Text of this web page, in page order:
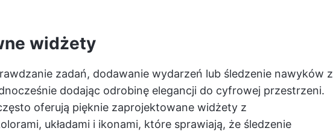
widżety
zadań, dodawanie wydarzeń lub śledzenie nawyków z
dodając odrobinę elegancji do cyfrowej przestrzeni.
oferują pięknie zaprojektowane widżety z
układami i ikonami, które sprawiają, że śledzenie